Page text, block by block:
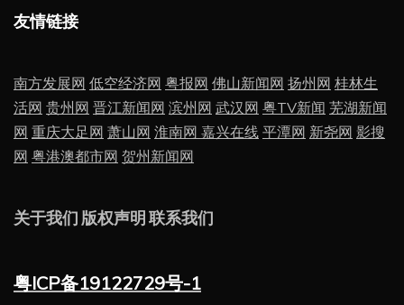
友情链接
南方发展网 低空经济网 粤报网 佛山新闻网 扬州网 桂林生
活网 贵州网 晋江新闻网 滨州网 武汉网 粤TV新闻 芜湖新闻
网 重庆大足网 萧山网 淮南网 嘉兴在线 平潭网 新尧网 影搜
网 粤港澳都市网 贺州新闻网
关于我们 版权声明 联系我们
粤ICP备19122729号-1